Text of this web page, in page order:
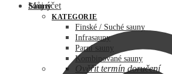
Můj účet
Sauny
KATEGORIE
Finské / Suché sauny
Infrasauny
Parní sauny
Kombinované sauny
Ověřit termín doručení